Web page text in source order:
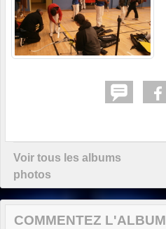
Voir tous les albums
photos
COMMENTEZ L'ALBUM